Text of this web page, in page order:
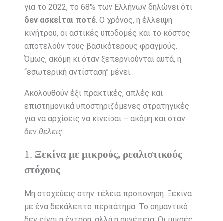
για το 2022, το 68% των Ελλήνων δηλώνει ότι
δεν ασκείται ποτέ. Ο χρόνος, η έλλειψη
κινήτρου, οι αστικές υποδομές και το κόστος
αποτελούν τους βασικότερους φραγμούς.
Όμως, ακόμη κι όταν ξεπερνιούνται αυτά, η
“εσωτερική αντίσταση” μένει.
Ακολουθούν έξι πρακτικές, απλές και
επιστημονικά υποστηριζόμενες στρατηγικές
για να αρχίσεις να κινείσαι – ακόμη και όταν
δεν θέλεις:
1. Ξεκίνα με μικρούς, ρεαλιστικούς
στόχους
Μη στοχεύεις στην τέλεια προπόνηση. Ξεκίνα
με ένα δεκάλεπτο περπάτημα. Το σημαντικό